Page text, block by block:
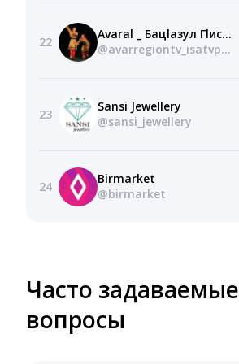
22
Avaral _ Бацlазул Гlисаапанди
@avarregiontv_isatvpashan
23
Sansi Jewellery
@sansi_jewellery
24
Birmarket
@birmarket
Часто задаваемые
вопросы